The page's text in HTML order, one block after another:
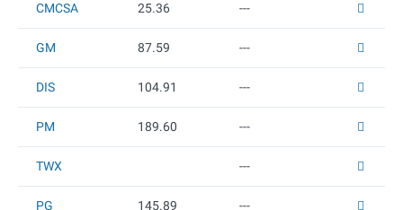
CMCSA 25.36 ---
GM 87.59 ---
DIS 104.91 ---
PM 189.60 ---
TWX ---
PG 145.89 ---